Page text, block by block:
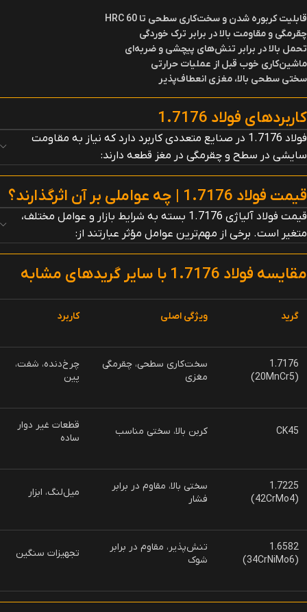
قابلیت کربوره شدن و سخت‌کاری سطحی تا 60
چقرمگی و مقاومت بالا در برابر ترک خوردگی
تحمل بالا در برابر تنش‌های پیچشی و ضربه‌ای
ماشین‌کاری خوب قبل از عملیات حرارتی
سختی سطحی بالا، مغزی انعطاف‌پذیر
کاربردهای فولاد 1.7176
فولاد 1.7176 در صنایع متعددی کاربرد دارد که نیاز به مقاومت
سایشی در سطح و چقرمگی در مغز قطعه دارند:
قیمت فولاد 1.7176 | چه عواملی بر آن اثرگذارند؟
قیمت فولاد آلیاژی 1.7176 بسته به شرایط بازار و عوامل مختلف،
متغیر است. برخی از مهم‌ترین عوامل مؤثر عبارتند از:
مقایسه فولاد 1.7176 با سایر گریدهای مشابه
گرید ویژگی اصلی کاربرد
1.7176
(20MnCr5)
سخت‌کاری سطحی، چقرمگی
مغزی
چرخ‌دنده، شفت،
پین
CK45 کربن بالا، سختی مناسب
قطعات غیر دوار
ساده
1.7225
(42CrMo4)
سختی بالا، مقاوم در برابر
فشار
میل‌لنگ، ابزار
1.6582
(34CrNiMo6)
تنش‌پذیر، مقاوم در برابر
شوک
تجهیزات سنگین